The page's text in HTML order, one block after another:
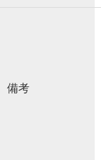
備考